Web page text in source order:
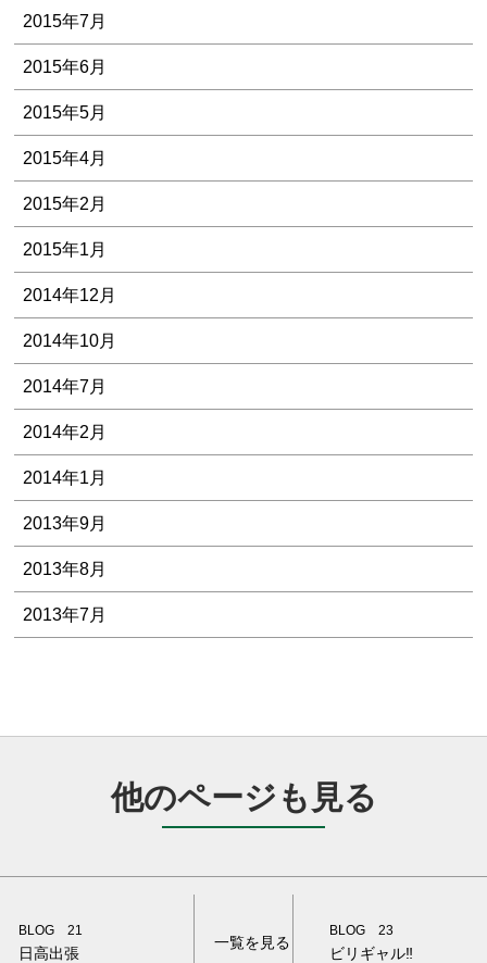
2015年7月
2015年6月
2015年5月
2015年4月
2015年2月
2015年1月
2014年12月
2014年10月
2014年7月
2014年2月
2014年1月
2013年9月
2013年8月
2013年7月
他のページも見る
BLOG 21
日高出張
一覧を見る
BLOG 23
ビリギャル‼